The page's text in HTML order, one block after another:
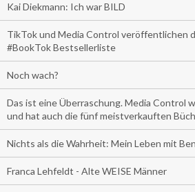
Kai Diekmann: Ich war BILD
TikTok und Media Control veröffentlichen
#BookTok Bestsellerliste
Noch wach?
Das ist eine Überraschung. Media Control
und hat auch die fünf meistverkauften
Nichts als die Wahrheit: Mein Leben mit
Franca Lehfeldt - Alte WEISE Männer